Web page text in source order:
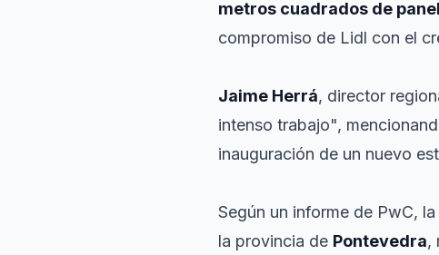
metros cuadrados de
compromiso de Lidl con el
Jaime Herrá, director
intenso trabajo",
inauguración de un nuevo
Según un informe de PwC,
la provincia de Pontevedra,